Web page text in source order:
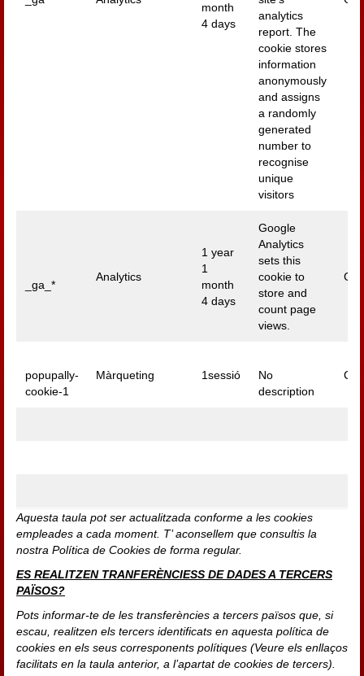
month
4 days
analytics
report. The
cookie stores
information
anonymously
and assigns
a randomly
generated
number to
recognise
unique
visitors
_ga_*
Analytics
1 year
1
month
4 days
Google
Analytics
sets this
cookie to
store and
count page
views.
popupally-
cookie-1
Màrqueting 1sessió
No
description
Aquesta taula pot ser actualitzada conforme a les cookies
empleades a cada moment. T’ aconsellem que consultis la
nostra Política de Cookies de forma regular.
ES REALITZEN TRANFERÈNCIESS DE DADES A TERCERS
PAÏSOS?
Pots informar-te de les transferències a tercers països que, si
escau, realitzen els tercers identificats en aquesta política de
cookies en els seus corresponents polítiques (Veure els enllaços
facilitats en la taula anterior, a l’apartat de cookies de tercers).